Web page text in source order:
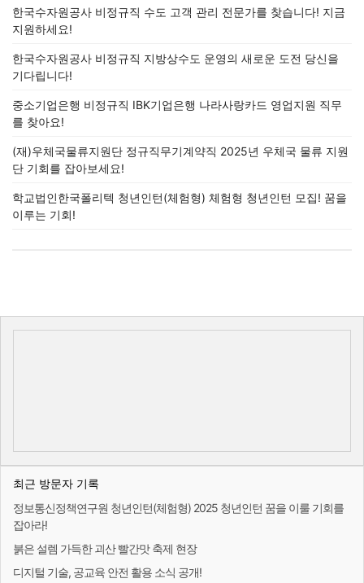
한국수자원공사 비정규직 수도 고객 관리 전문가를 찾습니다! 지금
지원하세요!
한국수자원공사 비정규직 지방상수도 운영의 새로운 도전 당신을
기다립니다!
중소기업은행 비정규직 IBK기업은행 나라사랑카드 영업지원 직무
를 찾아요!
(재)우체국물류지원단 정규직무기계약직 2025년 우체국 물류 지원
단 기회를 잡아보세요!
학교법인한국폴리텍 청년인턴(체험형) 체험형 청년인턴 모집! 꿈을
이루는 기회!
최근 방문자 기록
정보통신정책연구원 청년인턴(체험형) 2025 청년인턴 꿈을 이룰 기회를
잡아라!
붉은 설렘 가득한 괴산 빨간맛 축제 현장
디지털 기술, 공교육 안전 활용 소식 공개!